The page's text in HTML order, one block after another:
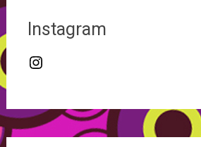
Instagram
Instagram